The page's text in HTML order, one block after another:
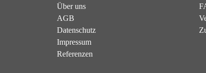
Über uns
AGB
Datenschutz
Impressum
Referenzen